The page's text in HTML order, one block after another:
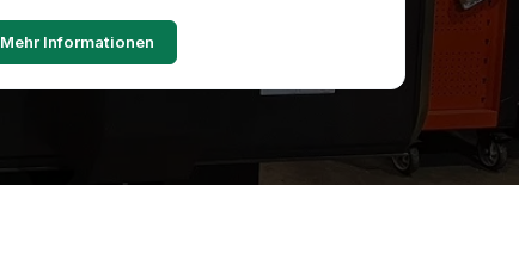
Mehr Informationen Mehr